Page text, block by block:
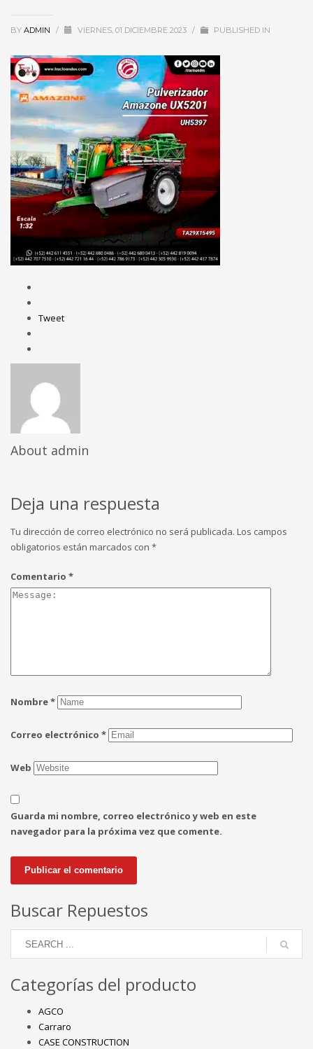
BY ADMIN / VIERNES, 01 DICIEMBRE 2023 / PUBLISHED IN
Tweet
About admin
Deja una respuesta
Tu dirección de correo electrónico no será publicada. Los campos
obligatorios están marcados con *
Comentario *
Nombre*
Correo electrónico *
Web
Guarda mi nombre, correo electrónico y web en este
navegador para la próxima vez que comente.
Buscar Repuestos
Categorías del producto
AGCO
Carraro
CASE CONSTRUCTION